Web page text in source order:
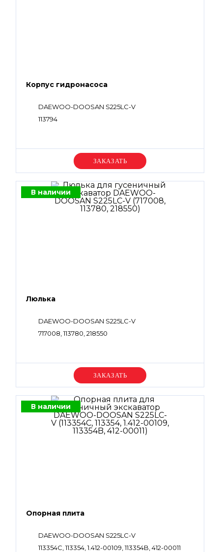
Корпус гидронасоса
DAEWOO-DOOSAN S225LC-V
113794
Уточняйте цену
В наличии
Люлька
DAEWOO-DOOSAN S225LC-V
717008, 113780, 218550
Уточняйте цену
В наличии
Опорная плита
DAEWOO-DOOSAN S225LC-V
113354C, 113354, 1.412-00109, 113354B, 412-00011